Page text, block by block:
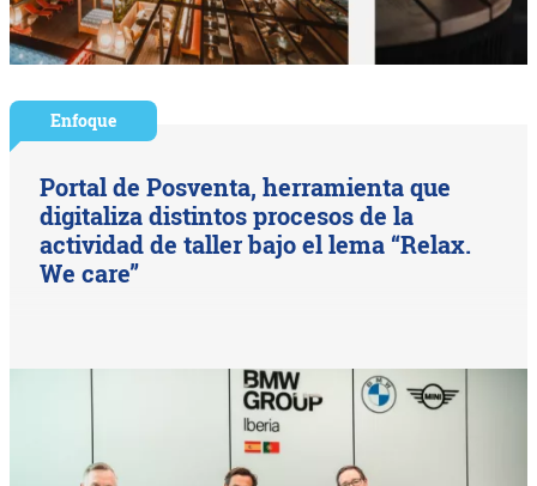
Enfoque
Portal de Posventa, herramienta que
digitaliza distintos procesos de la
actividad de taller bajo el lema “Relax.
We care”